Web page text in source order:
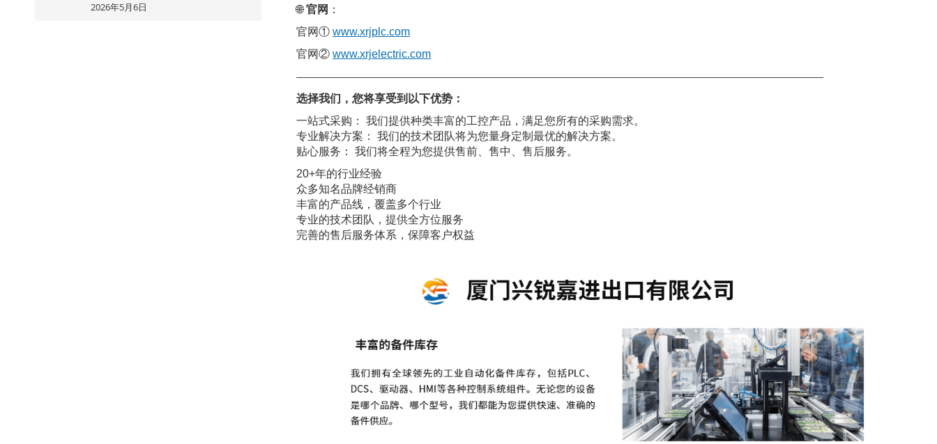
🌐官网 ：
官网① www.xrjplc.com
官网② www.xrjelectric.com
——————————————————————————————————————————————————————
选择我们，您将享受到以下优势：
一站式采购： 我们提供种类丰富的工控产品，满足您所有的采购需求。
专业解决方案： 我们的技术团队将为您量身定制最优的解决方案。
贴心服务： 我们将全程为您提供售前、售中、售后服务。
20+年的行业经验
众多知名品牌经销商
丰富的产品线，覆盖多个行业
专业的技术团队，提供全方位服务
完善的售后服务体系，保障客户权益
2026年5月6日